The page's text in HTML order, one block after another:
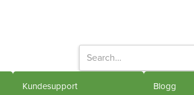
Kundesupport Blogg